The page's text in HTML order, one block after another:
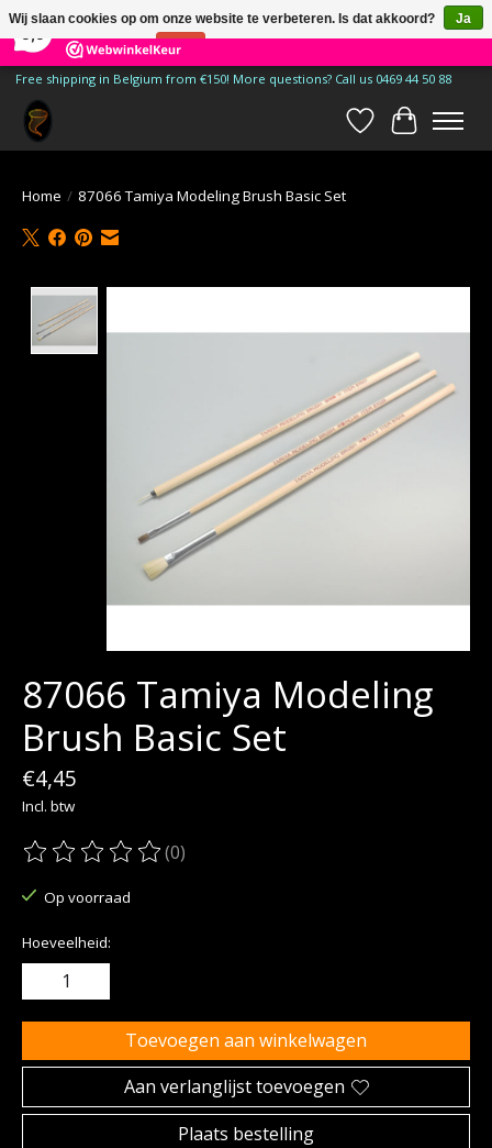
185 Reviews ×
Free shipping in Belgium from €150! More questions? Call us 0469 44 50 88
Verlanglijst
Home / 87066 Tamiya Modeling Brush Basic Set
87066 Tamiya Modeling
Brush Basic Set
€4,45
Incl. btw
De beoordeling van dit product is
(0)
Op voorraad
Hoeveelheid:
Toevoegen aan winkelwagen
Aan verlanglijst toevoegen
Plaats bestelling
Wij slaan cookies op om onze website te verbeteren. Is dat akkoord?
Ja
Nee